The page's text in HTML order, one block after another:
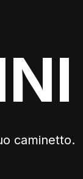
caminetto.